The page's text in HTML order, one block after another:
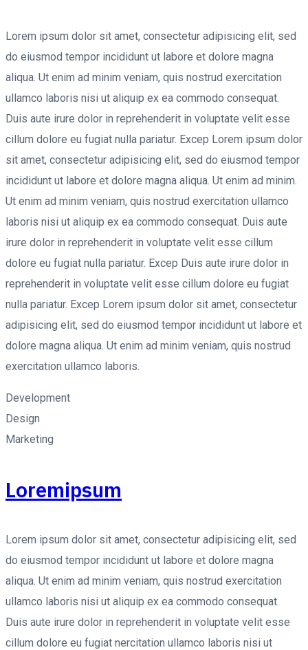
Lorem ipsum dolor sit amet, consectetur adipisicing elit, sed
do eiusmod tempor incididunt ut labore et dolore magna
aliqua. Ut enim ad minim veniam, quis nostrud exercitation
ullamco laboris nisi ut aliquip ex ea commodo consequat.
Duis aute irure dolor in reprehenderit in voluptate velit esse
cillum dolore eu fugiat nulla pariatur. Excep Lorem ipsum dolor
sit amet, consectetur adipisicing elit, sed do eiusmod tempor
incididunt ut labore et dolore magna aliqua. Ut enim ad minim.
Ut enim ad minim veniam, quis nostrud exercitation ullamco
laboris nisi ut aliquip ex ea commodo consequat. Duis aute
irure dolor in reprehenderit in voluptate velit esse cillum
dolore eu fugiat nulla pariatur. Excep Duis aute irure dolor in
reprehenderit in voluptate velit esse cillum dolore eu fugiat
nulla pariatur. Excep Lorem ipsum dolor sit amet, consectetur
adipisicing elit, sed do eiusmod tempor incididunt ut labore et
dolore magna aliqua. Ut enim ad minim veniam, quis nostrud
exercitation ullamco laboris.
Development
Design
Marketing
Loremipsum
Lorem ipsum dolor sit amet, consectetur adipisicing elit, sed
do eiusmod tempor incididunt ut labore et dolore magna
aliqua. Ut enim ad minim veniam, quis nostrud exercitation
ullamco laboris nisi ut aliquip ex ea commodo consequat.
Duis aute irure dolor in reprehenderit in voluptate velit esse
cillum dolore eu fugiat nercitation ullamco laboris nisi ut